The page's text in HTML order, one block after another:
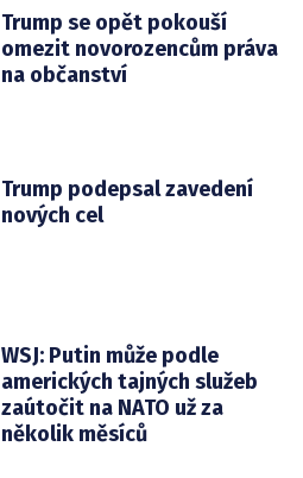
Trump se opět pokouší
omezit novorozencům práva
na občanství
Trump podepsal zavedení
nových cel
WSJ: Putin může podle
amerických tajných služeb
zaútočit na NATO už za
několik měsíců